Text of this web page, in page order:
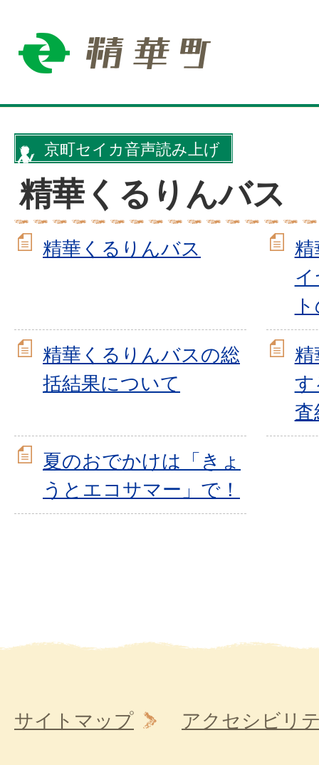
京町セイカ音声読み上げ
精華くるりんバス
精華くるりんバス
精華くるりんバスの総
括結果について
精
す
査
夏のおでかけは「きょ
うとエコサマー」で！
サイトマップ アクセシビリ